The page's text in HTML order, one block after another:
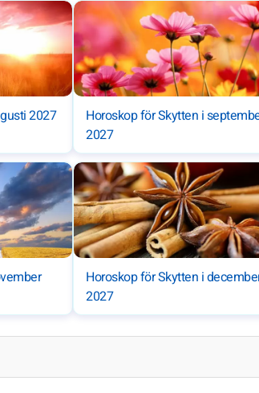
2027
Horoskop för Skytten i
2027
Horoskop för Skytten i
2027